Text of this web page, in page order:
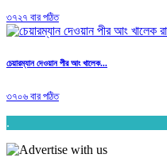
৩৭২৭ বার পঠিত
চেয়ারম্যান দেওয়ান পীর আং খালেক...
৩৭০৬ বার পঠিত
.